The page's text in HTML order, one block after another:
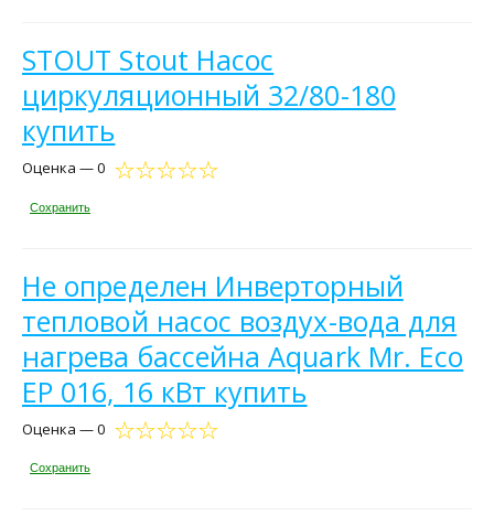
STOUT Stout Насос
циркуляционный 32/80-180
купить
Оценка — 0
Сохранить
Не определен Инверторный
тепловой насос воздух-вода для
нагрева бассейна Aquark Mr. Eco
EP 016, 16 кВт купить
Оценка — 0
Сохранить